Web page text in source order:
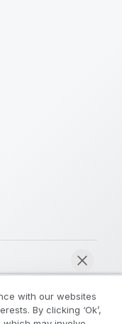
with our websites
By clicking ‘Ok’,